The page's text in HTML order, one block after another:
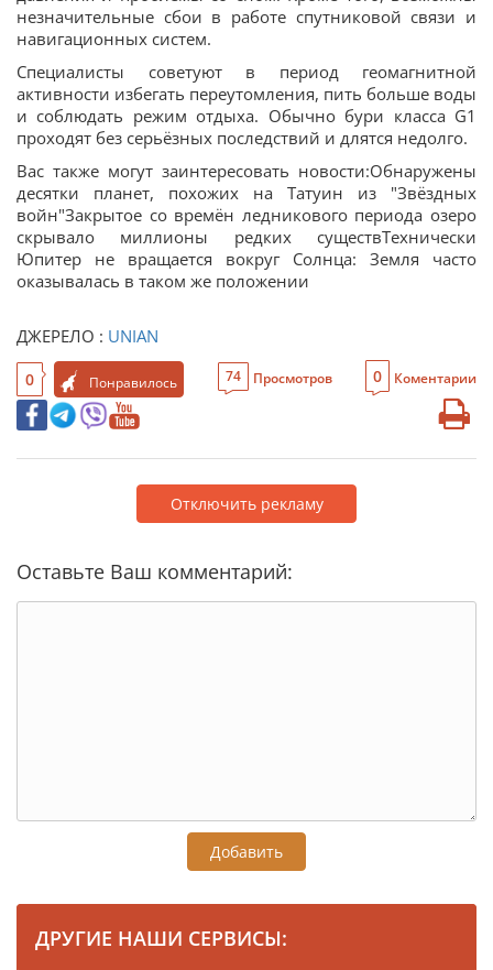
незначительные сбои в работе спутниковой связи и
навигационных систем.
Специалисты советуют в период геомагнитной
активности избегать переутомления, пить больше воды
и соблюдать режим отдыха. Обычно бури класса G1
проходят без серьёзных последствий и длятся недолго.
Вас также могут заинтересовать новости:Обнаружены
десятки планет, похожих на Татуин из "Звёздных
войн"Закрытое со времён ледникового периода озеро
скрывало миллионы редких существТехнически
Юпитер не вращается вокруг Солнца: Земля часто
оказывалась в таком же положении
ДЖЕРЕЛО : UNIAN
0 Понравилось 74 Просмотров 0 Коментарии
Отключить рекламу
Оставьте Ваш комментарий:
Добавить
ДРУГИЕ НАШИ СЕРВИСЫ: